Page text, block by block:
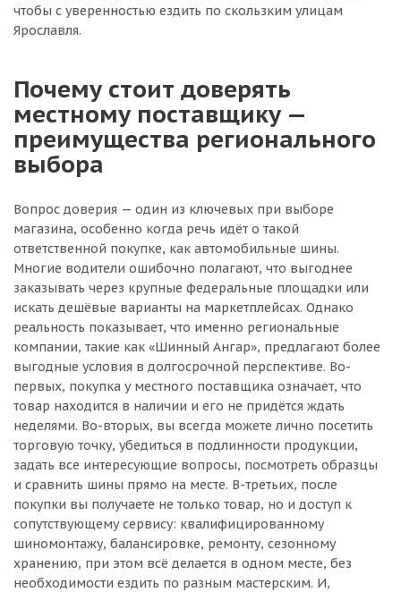
чтобы с уверенностью ездить по скользким улицам
Ярославля.
Почему стоит доверять
местному поставщику —
преимущества регионального
выбора
Вопрос доверия — один из ключевых при выборе
магазина, особенно когда речь идёт о такой
ответственной покупке, как автомобильные шины.
Многие водители ошибочно полагают, что выгоднее
заказывать через крупные федеральные площадки или
искать дешёвые варианты на маркетплейсах. Однако
реальность показывает, что именно региональные
компании, такие как «Шинный Ангар», предлагают более
выгодные условия в долгосрочной перспективе. Во-
первых, покупка у местного поставщика означает, что
товар находится в наличии и его не придётся ждать
неделями. Во-вторых, вы всегда можете лично посетить
торговую точку, убедиться в подлинности продукции,
задать все интересующие вопросы, посмотреть образцы
и сравнить шины прямо на месте. В-третьих, после
покупки вы получаете не только товар, но и доступ к
сопутствующему сервису: квалифицированному
шиномонтажу, балансировке, ремонту, сезонному
хранению, при этом всё делается в одном месте, без
необходимости ездить по разным мастерским. И,